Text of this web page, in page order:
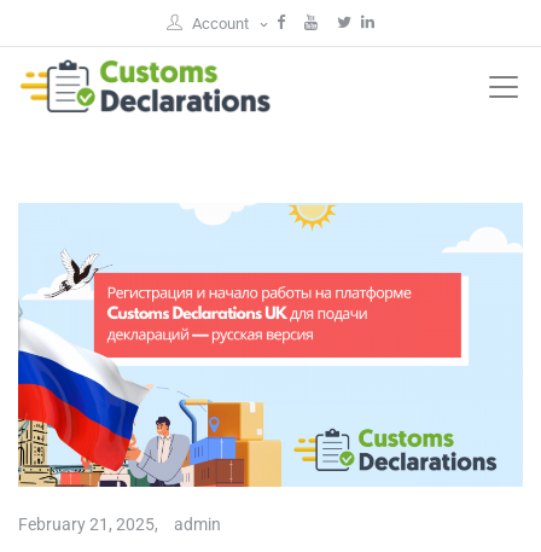
Account
February 21, 2025, admin